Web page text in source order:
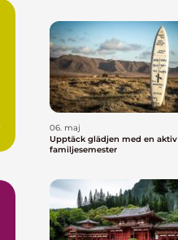
06. maj
Upptäck glädjen med en aktiv
familjesemester